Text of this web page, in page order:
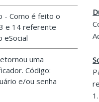
- Como é feito o
e 14 referente
eSocial
uma
Código:
e/ou senha